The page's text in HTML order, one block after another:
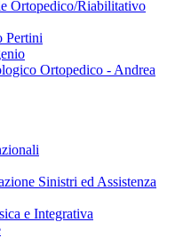
Ortopedico/Riabilitativo
Pertini
Ortopedico - Andrea
Sinistri ed Assistenza
e Integrativa